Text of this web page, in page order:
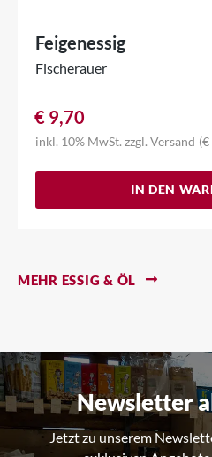
Feigenessig
Fischerauer
€ 9,70
inkl. 10% MwSt. (€
zzgl.Versand
IN DEN
MEHR ESSIG & ÖL
Newsletter
Jetzt zu unserem